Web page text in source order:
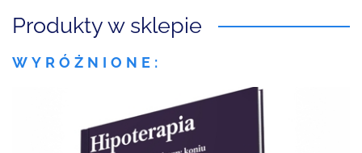
Produkty w sklepie
WYRÓŻNIONE: